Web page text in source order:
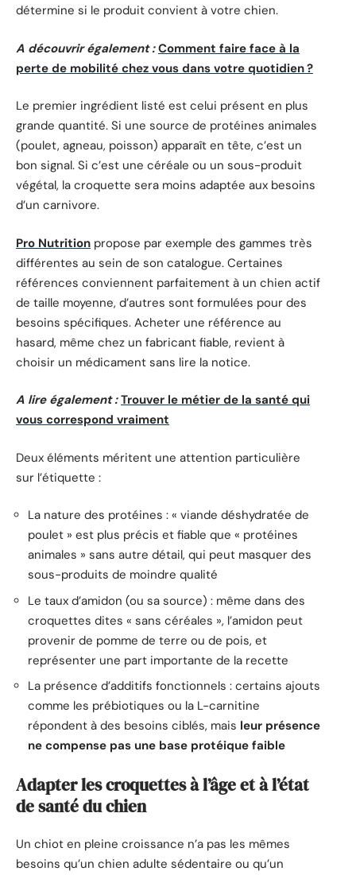
détermine si le produit convient à votre chien.
A découvrir également : Comment faire face à la
perte de mobilité chez vous dans votre quotidien ?
Le premier ingrédient listé est celui présent en plus
grande quantité. Si une source de protéines animales
(poulet, agneau, poisson) apparaît en tête, c’est un
bon signal. Si c’est une céréale ou un sous-produit
végétal, la croquette sera moins adaptée aux besoins
d’un carnivore.
Pro Nutrition propose par exemple des gammes très
différentes au sein de son catalogue. Certaines
références conviennent parfaitement à un chien actif
de taille moyenne, d’autres sont formulées pour des
besoins spécifiques. Acheter une référence au
hasard, même chez un fabricant fiable, revient à
choisir un médicament sans lire la notice.
A lire également : Trouver le métier de la santé qui
vous correspond vraiment
Deux éléments méritent une attention particulière
sur l’étiquette :
La nature des protéines : « viande déshydratée de
poulet » est plus précis et fiable que « protéines
animales » sans autre détail, qui peut masquer des
sous-produits de moindre qualité
Le taux d’amidon (ou sa source) : même dans des
croquettes dites « sans céréales », l’amidon peut
provenir de pomme de terre ou de pois, et
représenter une part importante de la recette
La présence d’additifs fonctionnels : certains ajouts
comme les prébiotiques ou la L-carnitine
répondent à des besoins ciblés, mais leur présence
ne compense pas une base protéique faible
Adapter les croquettes à l’âge et à l’état
de santé du chien
Un chiot en pleine croissance n’a pas les mêmes
besoins qu’un chien adulte sédentaire ou qu’un